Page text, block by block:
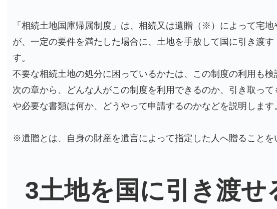
「相続土地国庫帰属制度」は、相続又は遺贈（※）によって宅
が、一定の要件を満たした場合に、土地を手放して国に引き渡
す。
不要な相続土地の処分に困っているかたは、この制度の利用も検
次の章から、どんな人がこの制度を利用できるのか、引き取っ
や必要な書類は何か、どうやって申請するのかなどを説明します
※遺贈とは、自身の財産を遺言によって指定した人へ贈ることを
3土地を国に引き渡せ